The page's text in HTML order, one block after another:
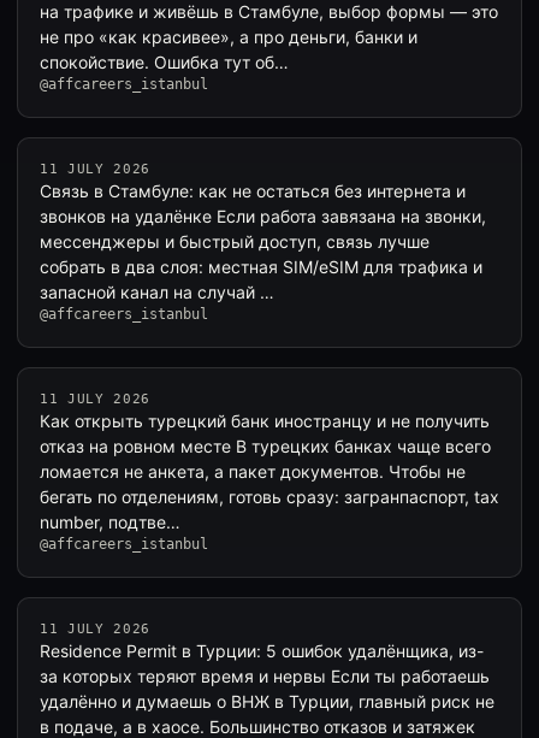
на трафике и живёшь в Стамбуле, выбор формы — это
не про «как красивее», а про деньги, банки и
спокойствие. Ошибка тут об…
@affcareers_istanbul
11 JULY 2026
Связь в Стамбуле: как не остаться без интернета и
звонков на удалёнке Если работа завязана на звонки,
мессенджеры и быстрый доступ, связь лучше
собрать в два слоя: местная SIM/eSIM для трафика и
запасной канал на случай …
@affcareers_istanbul
11 JULY 2026
Как открыть турецкий банк иностранцу и не получить
отказ на ровном месте В турецких банках чаще всего
ломается не анкета, а пакет документов. Чтобы не
бегать по отделениям, готовь сразу: загранпаспорт, tax
number, подтве…
@affcareers_istanbul
11 JULY 2026
Residence Permit в Турции: 5 ошибок удалёнщика, из-
за которых теряют время и нервы Если ты работаешь
удалённо и думаешь о ВНЖ в Турции, главный риск не
в подаче, а в хаосе. Большинство отказов и затяжек